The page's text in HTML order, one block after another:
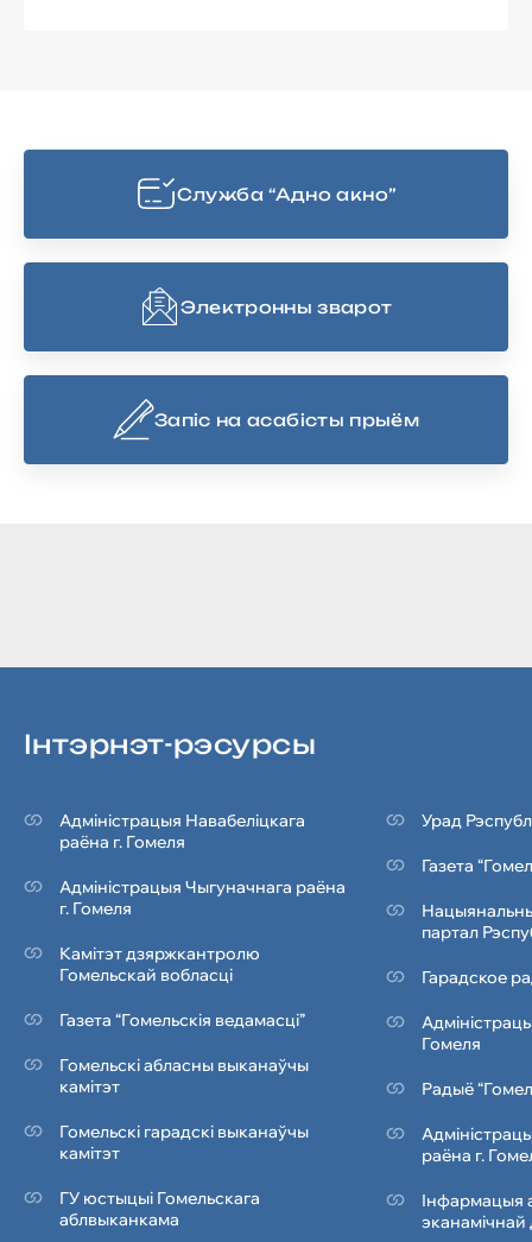
Cлужба “Адно акно”
Электронны зварот
Запіс на асабісты прыём
Iнтэрнэт-рэсурсы
Адміністрацыя Навабеліцкага
раёна г. Гомеля
Адміністрацыя Чыгуначнага раёна
г. Гомеля
Камітэт дзяржкантролю
Гомельскай вобласці
Газета “Гомельскія ведамасці”
Гомельскі абласны выканаўчы
камітэт
Гомельскі гарадскі выканаўчы
камітэт
ГУ юстыцыі Гомельскага
аблвыканкама
Урад
Газета
партал
Гарадское
Гомеля
Радыё
раёна г.
Інфармацыя
эканамічнай